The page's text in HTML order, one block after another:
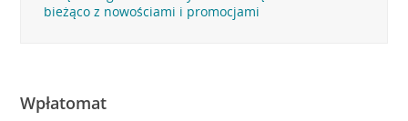
bieżąco z nowościami i promocjami
Wpłatomat